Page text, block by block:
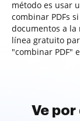
método es usar
combinar PDFs
documentos a la
línea gratuito
"combinar PDF"
Ve